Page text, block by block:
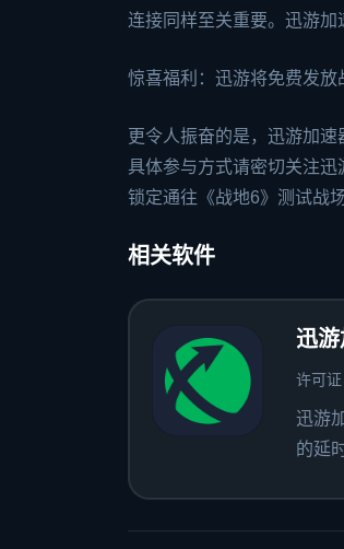
连接同样至关重要。迅游加
惊喜福利：迅游将免费发放
更令人振奋的是，迅游加
具体参与方式请密切关注
锁定通往《战地6》测试战
相关软件
迅
许可
迅游
的延